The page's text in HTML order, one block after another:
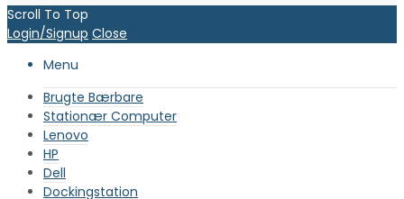
Scroll To Top
Login/Signup Close
Menu
Brugte Bærbare
Stationær Computer
Lenovo
HP
Dell
Dockingstation